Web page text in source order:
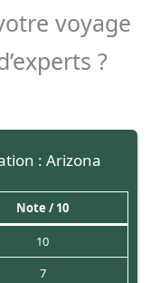
voyage
?
: Arizona
Note / 10
10
7